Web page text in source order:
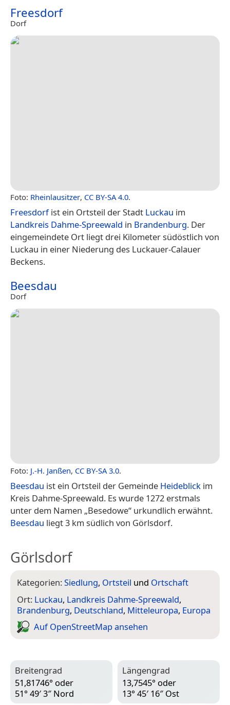
Freesdorf
Dorf
Foto: Rheinlausitzer, CC BY-SA 4.0.
Freesdorfist ein Ortsteil der Stadt Luckau im
Landkreis Dahme-Spreewald in Brandenburg. Der
eingemeindete Ort liegt drei Kilometer südöstlich von
Luckau in einer Niederung des Luckauer-Calauer
Beckens.
Beesdau
Dorf
Foto: J.-H. Janßen, CC BY-SA 3.0.
Beesdau ist ein Ortsteil der Gemeinde Heideblick im
Kreis Dahme-Spreewald. Es wurde 1272 erstmals
unter dem Namen „Besedowe“ urkundlich erwähnt.
Beesdau liegt 3 km südlich von Görlsdorf.
Görlsdorf
Kategorien:Siedlung, Ortsteil und Ortschaft
Ort: Luckau, Landkreis Dahme-Spreewald,
Brandenburg, Deutschland, Mitteleuropa, Europa
Auf Open­Street­Map ansehen
Breitengrad
51,81746° oder
51° 49′ 3″ Nord
Längengrad
13,7545° oder
13° 45′ 16″ Ost